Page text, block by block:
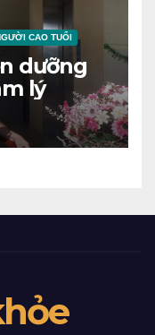
CAO TUỔI
dưỡng
lý